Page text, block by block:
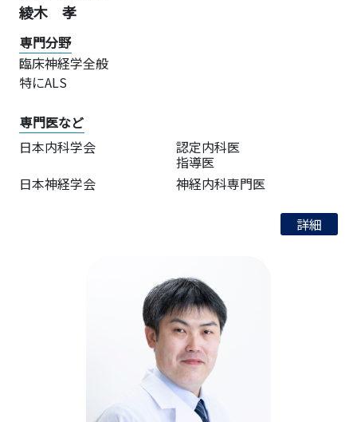
綾木 孝
専門分野
臨床神経学全般
特にALS
専門医など
日本内科学会
認定内科医
指導医
日本神経学会
神経内科専門医
詳細